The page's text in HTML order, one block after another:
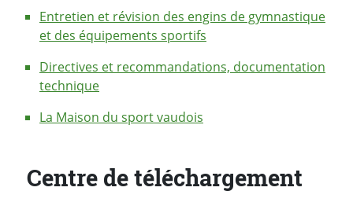
Entretien et révision des engins de gymnastique
et des équipements sportifs
Directives et recommandations, documentation
technique
La Maison du sport vaudois
Centre de téléchargement